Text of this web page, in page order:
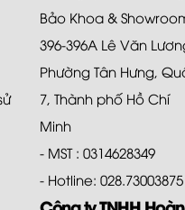
Bảo Khoa &
396-396A Lê Văn
Phường Tân Hưng,
7, Thành phố Hồ Chí
Minh
- MST : 0314628349
- Hotline: 028.73003875